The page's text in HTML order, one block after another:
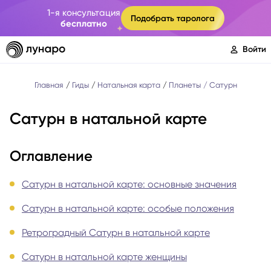
1-я консультация
бесплатно
Подобрать таролога
Войти
Главная Гиды Натальная карта Планеты Сатурн
Сатурн в натальной карте
Оглавление
Сатурн в натальной карте: основные значения
Сатурн в натальной карте: особые положения
Ретроградный Сатурн в натальной карте
Сатурн в натальной карте женщины